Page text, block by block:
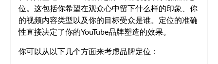
位。这包括你希望在观众心中留下什么样的印象、你
的视频内容类型以及你的目标受众是谁。定位的准确
性直接决定了你的YouTube品牌塑造的效果。
你可以从以下几个方面来考虑品牌定位：